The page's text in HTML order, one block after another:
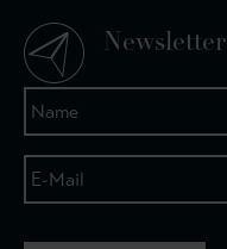
Newsletter